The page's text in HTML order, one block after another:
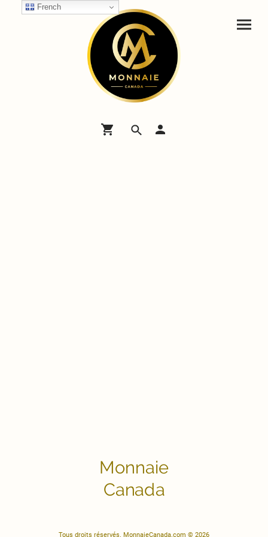
Monnaie
Canada
Tous droits réservés. MonnaieCanada.com © 2026
French